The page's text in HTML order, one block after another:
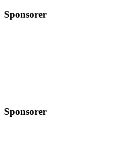
Sponsorer
Sponsorer